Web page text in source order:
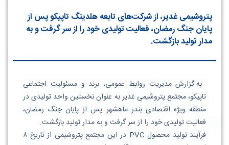
پتروشیمی غدیر، از شرکت‌های تابعه هلدینگ تاپیکو پس از
پایان جنگ رمضان، فعالیت تولیدی خود را از سر گرفت و به
مدار تولید بازگشت.
تاپیکو، مجتمع پتروشیمی غدیر به عنوان نخستین واحد تولیدی در
فعالیت تولیدی خود را از سر گرفت و به مدار تولید بازگشت.